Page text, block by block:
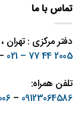
تماس با ما
دفتر مرکزی : تهران ،
2005 44 77 – 021
تلفن همراه:
09123064586
–